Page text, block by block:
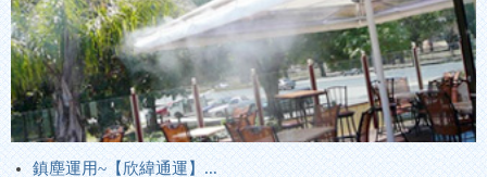
鎮塵運用~【欣緯通運】...